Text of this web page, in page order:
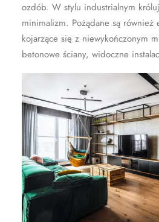
ozdób. W stylu industrialnym
minimalizm. Pożądane są również
kojarzące się z niewykończonym
betonowe ściany, widoczne